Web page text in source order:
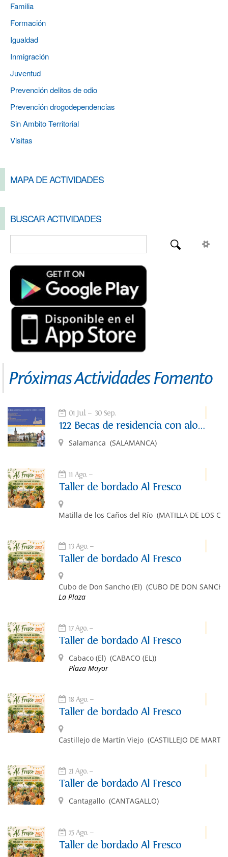
Familia
Formación
Igualdad
Inmigración
Juventud
Prevención delitos de odio
Prevención drogodependencias
Sin Ambito Territorial
Visitas
MAPA DE ACTIVIDADES
BUSCAR ACTIVIDADES
Próximas Actividades Fomento
01 Jul. 30 Sep.
122 Becas de residencia con alojamiento completo y gratuito
Salamanca (SALAMANCA)
11 Ago.
Taller de bordado Al Fresco
Matilla de los Caños del Río (MATILLA DE LOS
13 Ago.
Taller de bordado Al Fresco
Cubo de Don Sancho (El) (CUBO DE DON
La Plaza
17 Ago.
Taller de bordado Al Fresco
Cabaco (El) (CABACO (EL))
Plaza Mayor
18 Ago.
Taller de bordado Al Fresco
Castillejo de Martín Viejo (CASTILLEJO DE
21 Ago.
Taller de bordado Al Fresco
Cantagallo (CANTAGALLO)
25 Ago.
Taller de bordado Al Fresco